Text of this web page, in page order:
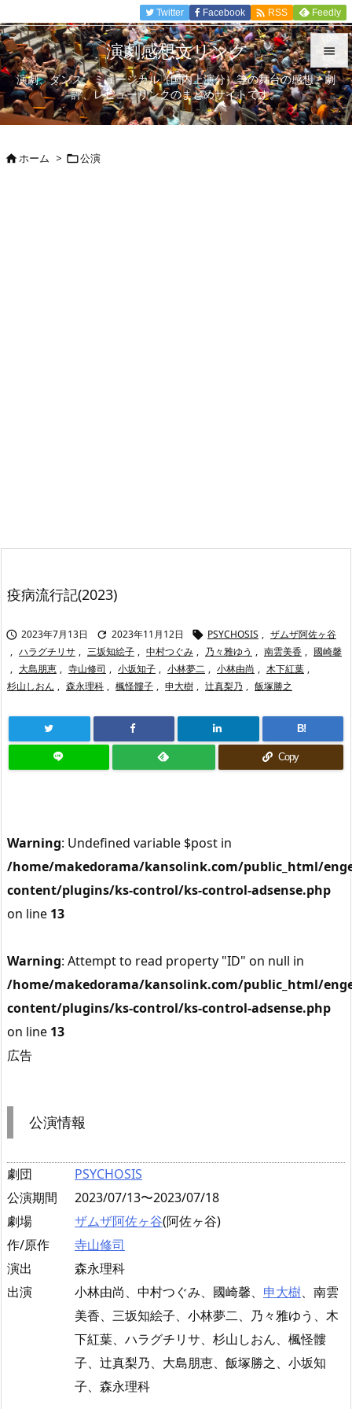


メニュ

Twitter Facebook  RSS Feedly
演劇感想文リンク
演劇、ダンス、ミュージカル（国内上演分）等の舞台の感想、劇
評、レビューリンクのまとめサイトです。
ホーム > 公演
疫病流行記(2023)
 2023年7月13日  2023年11月12日  PSYCHOSIS , ザムザ阿佐ヶ谷
, ハラグチリサ , 三坂知絵子 , 中村つぐみ , 乃々雅ゆう , 南雲美香 , 國崎馨
, 大島朋恵 , 寺山修司 , 小坂知子 , 小林夢二 , 小林由尚 , 木下紅葉 ,
杉山しおん , 森永理科 , 楓怪髏子 , 申大樹 , 辻真梨乃 , 飯塚勝之
B!
Copy
Warning: Undefined variable $post in
/home/makedorama/kansolink.com/public_html/
content/plugins/ks-control/ks-control-adsense.php
on line 13
Warning: Attempt to read property "ID" on null in
/home/makedorama/kansolink.com/public_html/
content/plugins/ks-control/ks-control-adsense.php
on line 13
広告
公演情報
劇団
PSYCHOSIS
公演期間
2023/07/13〜2023/07/18
劇場
ザムザ阿佐ヶ谷(阿佐ヶ谷)
作/原作
寺山修司
演出
森永理科
出演
小林由尚、中村つぐみ、國崎馨、 申大樹、南雲
美香、三坂知絵子、小林夢二、乃々雅ゆう、木
下紅葉、ハラグチリサ、杉山しおん、楓怪髏
子、辻真梨乃、大島朋恵、飯塚勝之、小坂知
子、森永理科